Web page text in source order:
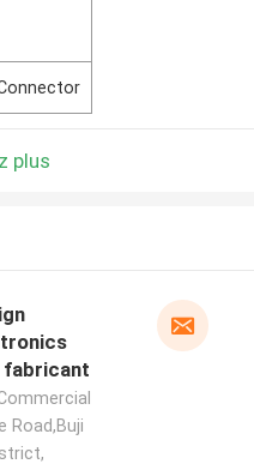
plus
fabricant
Road,Buji